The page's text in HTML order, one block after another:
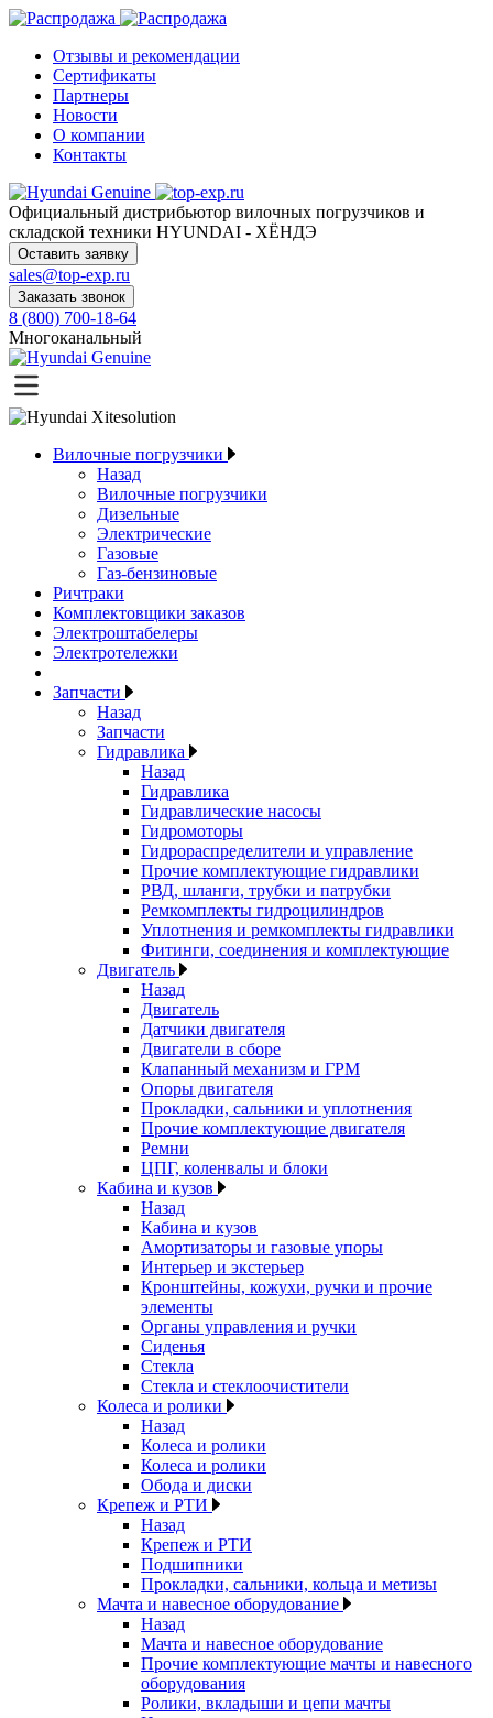
Отзывы и рекомендации
Сертификаты
Партнеры
Новости
О компании
Контакты
Официальный дистрибьютор вилочных погрузчиков и
складской техники HYUNDAI - ХЁНДЭ
Оставить заявку
sales@top-exp.ru
Заказать звонок
8 (800) 700-18-64
Многоканальный
Вилочные погрузчики
Назад
Вилочные погрузчики
Дизельные
Электрические
Газовые
Газ-бензиновые
Ричтраки
Комплектовщики заказов
Электроштабелеры
Электротележки
Запчасти
Назад
Запчасти
Гидравлика
Назад
Гидравлика
Гидравлические насосы
Гидромоторы
Гидрораспределители и управление
Прочие комплектующие гидравлики
РВД, шланги, трубки и патрубки
Ремкомплекты гидроцилиндров
Уплотнения и ремкомплекты гидравлики
Фитинги, соединения и комплектующие
Двигатель
Назад
Двигатель
Датчики двигателя
Двигатели в сборе
Клапанный механизм и ГРМ
Опоры двигателя
Прокладки, сальники и уплотнения
Прочие комплектующие двигателя
Ремни
ЦПГ, коленвалы и блоки
Кабина и кузов
Назад
Кабина и кузов
Амортизаторы и газовые упоры
Интерьер и экстерьер
Кронштейны, кожухи, ручки и прочие
элементы
Органы управления и ручки
Сиденья
Стекла
Стекла и стеклоочистители
Колеса и ролики
Назад
Колеса и ролики
Колеса и ролики
Обода и диски
Крепеж и РТИ
Назад
Крепеж и РТИ
Подшипники
Прокладки, сальники, кольца и метизы
Мачта и навесное оборудование
Назад
Мачта и навесное оборудование
Прочие комплектующие мачты и навесного
оборудования
Ролики, вкладыши и цепи мачты